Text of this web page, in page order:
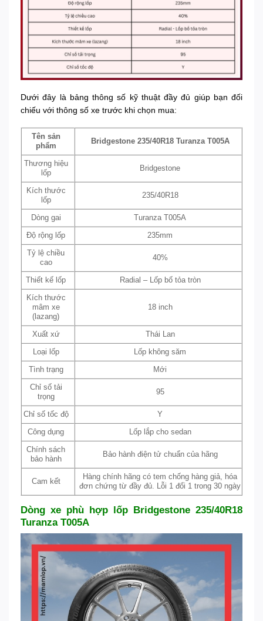
Dưới đây là bảng thông số kỹ thuật đầy đủ giúp bạn đối
chiếu với thông số xe trước khi chọn mua:
Tên sản
phẩm
Bridgestone 235/40R18 Turanza T005A
Thương hiệu
lốp
Bridgestone
Kích thước
lốp
235/40R18
Dòng gai Turanza T005A
Độ rộng lốp 235mm
Tỷ lệ chiều
cao
40%
Thiết kế lốp Radial – Lốp bố tỏa tròn
Kích thước
mâm xe
(lazang)
18 inch
Xuất xứ Thái Lan
Loại lốp Lốp không săm
Tình trạng Mới
Chỉ số tải
trọng
95
Chỉ số tốc độ Y
Công dụng Lốp lắp cho sedan
Chính sách
bảo hành
Bảo hành điện tử chuẩn của hãng
Cam kết
Hàng chính hãng có tem chống hàng giả, hóa
đơn chứng từ đầy đủ. Lỗi 1 đổi 1 trong 30 ngày
Dòng xe phù hợp lốp Bridgestone 235/40R18
Turanza T005A